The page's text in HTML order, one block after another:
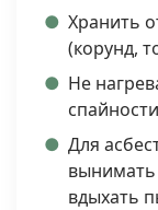
Хранить
(корунд,
Не
Для
вдыхать